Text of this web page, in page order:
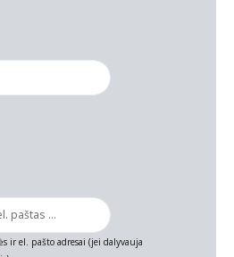
ir el. pašto adresai (jei dalyvauja